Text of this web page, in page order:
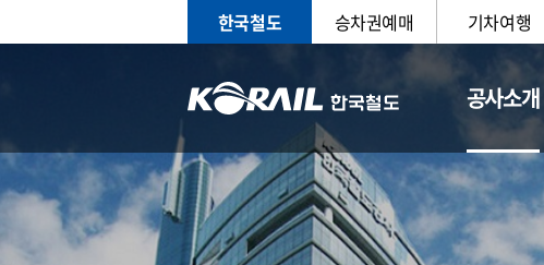
한국철도 승차권예매 기차여행
공사소개
CEO 일반현황